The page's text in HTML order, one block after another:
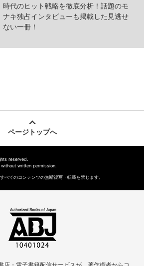
時代のヒット戦略を徹底分析！話題のモ
ナキ独占インタビューも掲載した見逃せ
ない一冊！
ページトップへ
reserved.
written permission.
べてのコンテンツの無断複写・転載を禁じます。